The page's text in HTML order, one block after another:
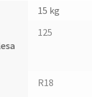
15 kg
125
R18